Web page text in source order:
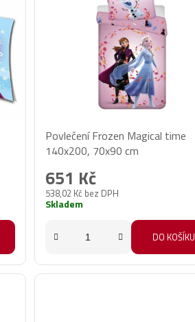
Povlečení Frozen Magical time
140x200, 70x90 cm
538,02 Kč bez DPH
651 Kč
Skladem
DO KOŠÍKU